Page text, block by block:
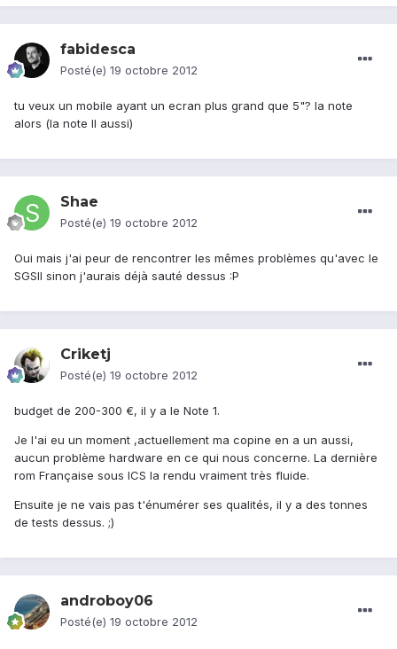
fabidesca
Posté(e) 19 octobre 2012
tu veux un mobile ayant un ecran plus grand que 5"? la note
alors (la note II aussi)
Shae
Posté(e) 19 octobre 2012
Oui mais j'ai peur de rencontrer les mêmes problèmes qu'avec le
SGSII sinon j'aurais déjà sauté dessus :P
Criketj
Posté(e) 19 octobre 2012
budget de 200-300 €, il y a le Note 1.
Je l'ai eu un moment ,actuellement ma copine en a un aussi,
aucun problème hardware en ce qui nous concerne. La dernière
rom Française sous ICS la rendu vraiment très fluide.
Ensuite je ne vais pas t'énumérer ses qualités, il y a des tonnes
de tests dessus. ;)
androboy06
Posté(e) 19 octobre 2012